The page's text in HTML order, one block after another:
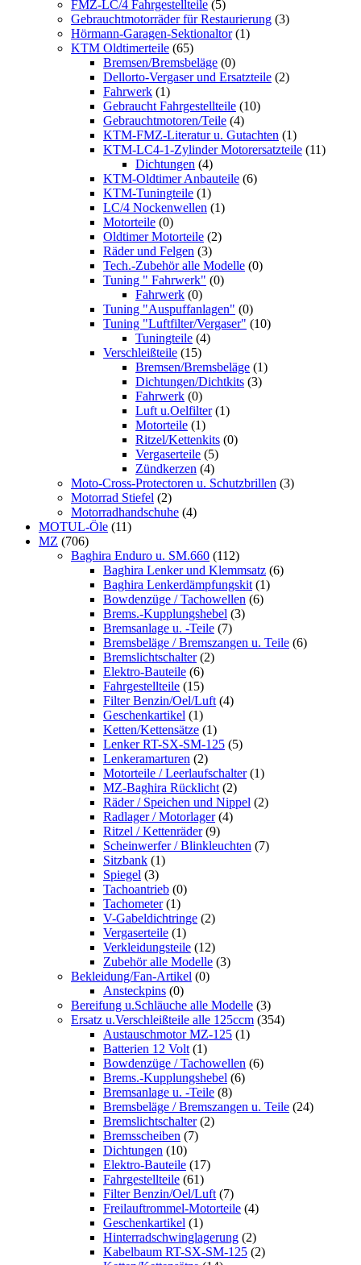
FMZ-LC/4 Fahrgestellteile (5)
Gebrauchtmotorräder für Restaurierung (3)
Hörmann-Garagen-Sektionaltor (1)
KTM Oldtimerteile (65)
Bremsen/Bremsbeläge (0)
Dellorto-Vergaser und Ersatzteile (2)
Fahrwerk (1)
Gebraucht Fahrgestellteile (10)
Gebrauchtmotoren/Teile (4)
KTM-FMZ-Literatur u. Gutachten (1)
KTM-LC4-1-Zylinder Motorersatzteile (11)
Dichtungen (4)
KTM-Oldtimer Anbauteile (6)
KTM-Tuningteile (1)
LC/4 Nockenwellen (1)
Motorteile (0)
Oldtimer Motorteile (2)
Räder und Felgen (3)
Tech.-Zubehör alle Modelle (0)
Tuning " Fahrwerk" (0)
Fahrwerk (0)
Tuning "Auspuffanlagen" (0)
Tuning "Luftfilter/Vergaser" (10)
Tuningteile (4)
Verschleißteile (15)
Bremsen/Bremsbeläge (1)
Dichtungen/Dichtkits (3)
Fahrwerk (0)
Luft u.Oelfilter (1)
Motorteile (1)
Ritzel/Kettenkits (0)
Vergaserteile (5)
Zündkerzen (4)
Moto-Cross-Protectoren u. Schutzbrillen (3)
Motorrad Stiefel (2)
Motorradhandschuhe (4)
MOTUL-Öle (11)
MZ (706)
Baghira Enduro u. SM.660 (112)
Baghira Lenker und Klemmsatz (6)
Baghira Lenkerdämpfungskit (1)
Bowdenzüge / Tachowellen (6)
Brems.-Kupplungshebel (3)
Bremsanlage u. -Teile (7)
Bremsbeläge / Bremszangen u. Teile (6)
Bremslichtschalter (2)
Elektro-Bauteile (6)
Fahrgestellteile (15)
Filter Benzin/Oel/Luft (4)
Geschenkartikel (1)
Ketten/Kettensätze (1)
Lenker RT-SX-SM-125 (5)
Lenkeramarturen (2)
Motorteile / Leerlaufschalter (1)
MZ-Baghira Rücklicht (2)
Räder / Speichen und Nippel (2)
Radlager / Motorlager (4)
Ritzel / Kettenräder (9)
Scheinwerfer / Blinkleuchten (7)
Sitzbank (1)
Spiegel (3)
Tachoantrieb (0)
Tachometer (1)
V-Gabeldichtringe (2)
Vergaserteile (1)
Verkleidungsteile (12)
Zubehör alle Modelle (3)
Bekleidung/Fan-Artikel (0)
Ansteckpins (0)
Bereifung u.Schläuche alle Modelle (3)
Ersatz u.Verschleißteile alle 125ccm (354)
Austauschmotor MZ-125 (1)
Batterien 12 Volt (1)
Bowdenzüge / Tachowellen (6)
Brems.-Kupplungshebel (6)
Bremsanlage u. -Teile (8)
Bremsbeläge / Bremszangen u. Teile (24)
Bremslichtschalter (2)
Bremsscheiben (7)
Dichtungen (10)
Elektro-Bauteile (17)
Fahrgestellteile (61)
Filter Benzin/Oel/Luft (7)
Freilauftrommel-Motorteile (4)
Geschenkartikel (1)
Hinterradschwinglagerung (2)
Kabelbaum RT-SX-SM-125 (2)